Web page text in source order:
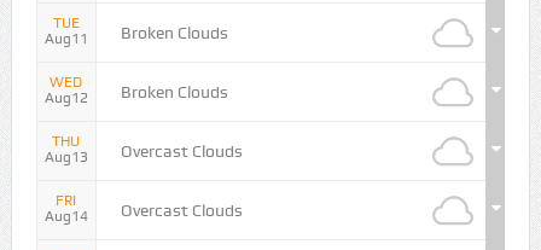
TUE
Aug11
Broken Clouds
WED
Aug12
Broken Clouds
THU
Aug13
Overcast Clouds
FRI
Aug14
Overcast Clouds